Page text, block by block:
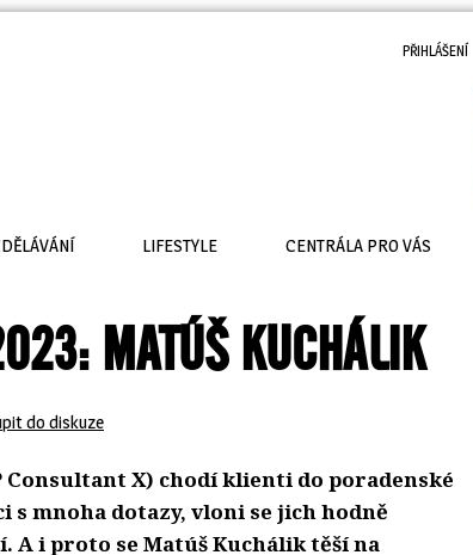
MATÚŠ KUCHÁLIK
do diskuze
Consultant X) chodí klienti do poradenské
mnoha dotazy, vloni se jich hodně
A i proto se Matúš Kuchálik těší na
PŘIHLÁŠENÍ
LIFESTYLE CENTRÁLA PRO VÁS